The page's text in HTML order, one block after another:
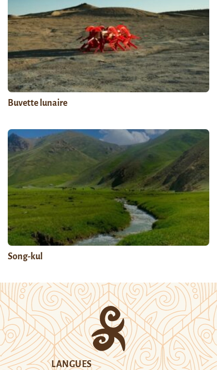
Buvette lunaire
Song-kul
LANGUES